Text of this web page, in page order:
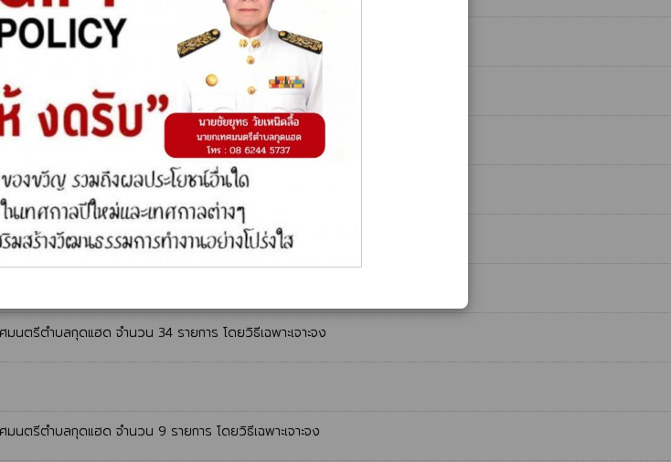
ด จำนวน 3 รายการ โดยวิธีเฉพาะเจาะจง
นตรีตำบลกุดแฮด จำนวน 34 รายการ โดยวิธีเฉพาะเจาะจง
นตรีตำบลกุดแฮด จำนวน 9 รายการ โดยวิธีเฉพาะเจาะจง